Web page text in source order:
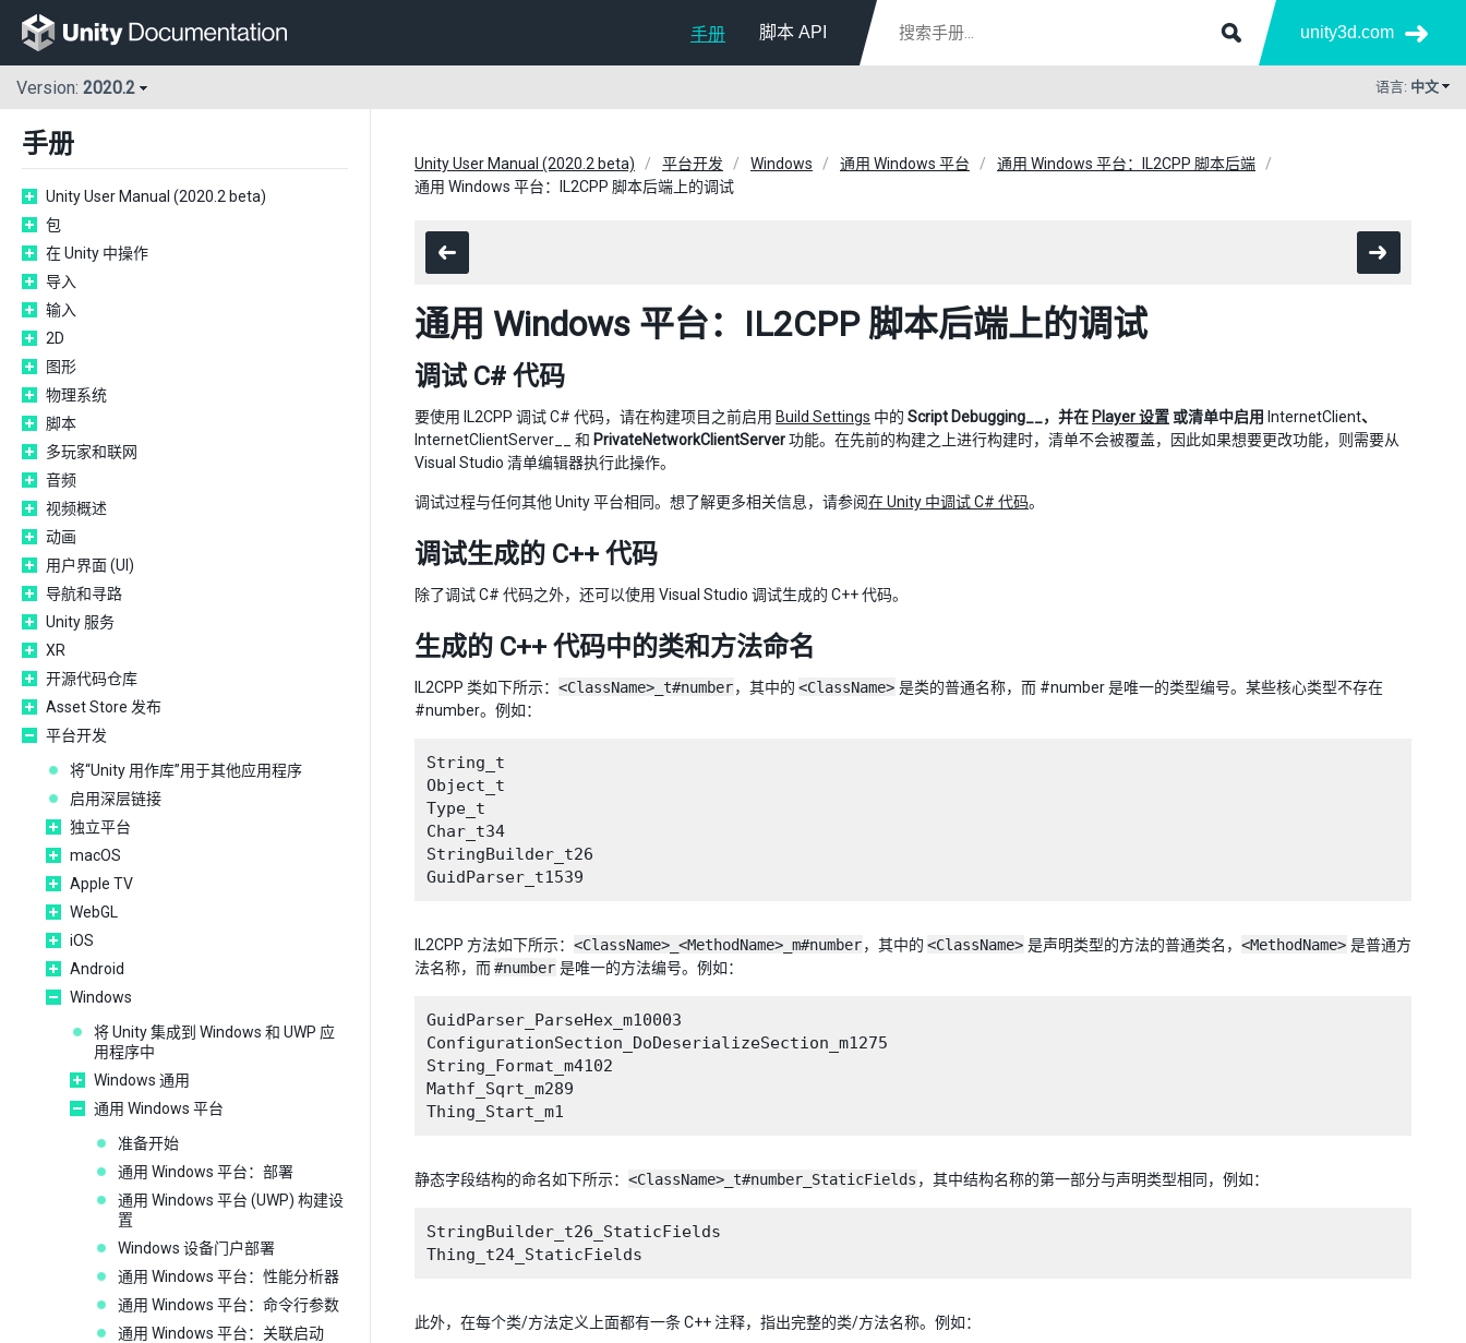
手册 脚本 API unity3d.com
Version: 2020.2 语言: 中文
手册
Unity User Manual (2020.2 beta)
包
在 Unity 中操作
导入
输入
2D
图形
物理系统
脚本
多玩家和联网
音频
视频概述
动画
用户界面 (UI)
导航和寻路
Unity 服务
XR
开源代码仓库
Asset Store 发布
平台开发
将“Unity 用作库”用于其他应用程序
启用深层链接
独立平台
macOS
Apple TV
WebGL
iOS
Android
Windows
将 Unity 集成到 Windows 和 UWP 应
用程序中
Windows 通用
通用 Windows 平台
准备开始
通用 Windows 平台：部署
通用 Windows 平台 (UWP) 构建设
置
Windows 设备门户部署
通用 Windows 平台：性能分析器
通用 Windows 平台：命令行参数
通用 Windows 平台：关联启动
Unity User Manual (2020.2 beta) 平台开发 Windows 通用 Windows 平台
通用 Windows 平台：IL2CPP 脚本后端
通用 Windows 平台：IL2CPP 脚本后端上的调试
通用 Windows 平台：IL2CPP 脚本后端上的调试
调试 C# 代码
要使用 IL2CPP 调试 C# 代码，请在构建项目之前启用 Build Settings 中的 Script Debugging__，并在 Player 设置 或清单中启用 InternetClient、
InternetClientServer__ 和 PrivateNetworkClientServer功能。在先前的构建之上进行构建时，清单不会被覆盖，因此如果想要更改功能，则需要从
Visual Studio 清单编辑器执行此操作。
调试过程与任何其他 Unity 平台相同。想了解更多相关信息，请参阅在 Unity 中调试 C# 代码。
调试生成的 C++ 代码
除了调试 C# 代码之外，还可以使用 Visual Studio 调试生成的 C++ 代码。
生成的 C++ 代码中的类和方法命名
IL2CPP 类如下所示： <ClassName>_t#number，其中的 <ClassName> 是类的普通名称，而 #number 是唯一的类型编号。某些核心类型不存在
#number。例如：
String_t
Object_t
Type_t
Char_t34
StringBuilder_t26
IL2CPP 方法如下所示： <ClassName>_<MethodName>_m#number，其中的 <ClassName> 是声明类型的方法的普通类名， <MethodName> 是普通方
法名称，而#number 是唯一的方法编号。例如：
GuidParser_ParseHex_m10003
ConfigurationSection_DoDeserializeSection_m1275
String_Format_m4102
Mathf_Sqrt_m289
静态字段结构的命名如下所示： <ClassName>_t#number_StaticFields ，其中结构名称的第一部分与声明类型相同，例如：
StringBuilder_t26_StaticFields
此外，在每个类/方法定义上面都有一条 C++ 注释，指出完整的类/方法名称。例如：